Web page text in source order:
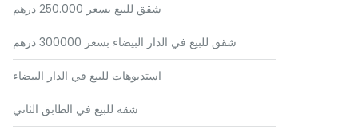
شقق للبيع بسعر 250.000 درهم
شقق للبيع في الدار البيضاء بسعر 300000 درهم
استديوهات للبيع في الدار البيضاء
شقة للبيع في الطابق الثاني